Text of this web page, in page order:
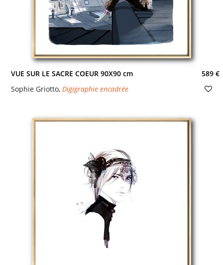
VUE SUR LE SACRE COEUR 90X90 cm
589 €
Sophie Griotto, Digigraphie encadrée